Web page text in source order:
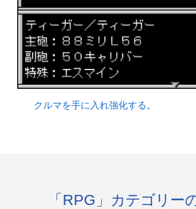
クルマを手に入れ強化する。
「RPG」カテゴリー